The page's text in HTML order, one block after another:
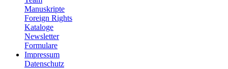
Manuskripte
Foreign Rights
Kataloge
Newsletter
Formulare
Impressum
Datenschutz